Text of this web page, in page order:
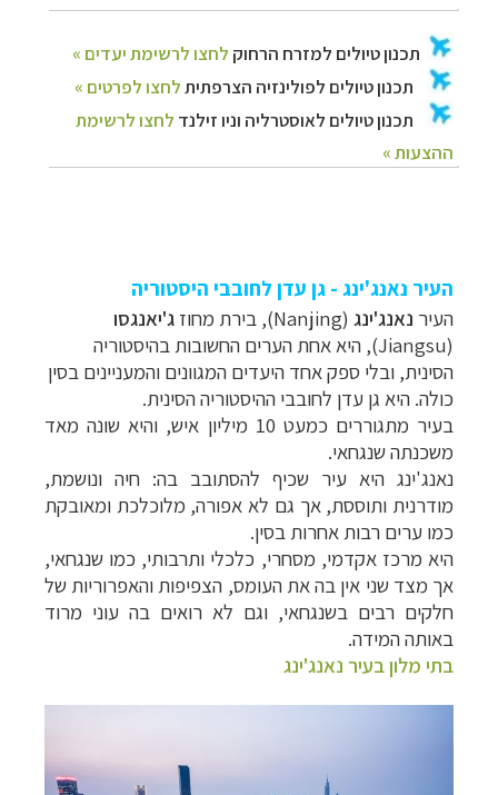
העיר נאנג'ינג - גן עדן לחובבי היסטוריה
העיר נאנג'ינג (Nanjing) , בירת מחוז ג'יאנגסו
(Jiangsu), היא אחת הערים החשובות בהיסטוריה
הסינית, ובלי ספק אחד היעדים המגוונים והמעניינים בסין
כולה. היא גן עדן לחובבי ההיסטוריה הסינית.
בעיר מתגוררים כמעט 10 מיליון איש, והיא שונה מאד
משכנתה שנגחאי.
נאנג'ינג היא עיר שכיף להסתובב בה: חיה ונושמת,
מודרנית ותוססת, אך גם לא אפורה, מלוכלכת ומאובקת
כמו ערים רבות אחרות בסין.
היא מרכז אקדמי, מסחרי, כלכלי ותרבותי, כמו שנגחאי,
אך מצד שני אין בה את העומס, הצפיפות והאפרוריות של
חלקים רבים בשנגחאי, וגם לא רואים בה עוני מרוד
באותה המידה.
בתי מלון בעיר נאנג'ינג